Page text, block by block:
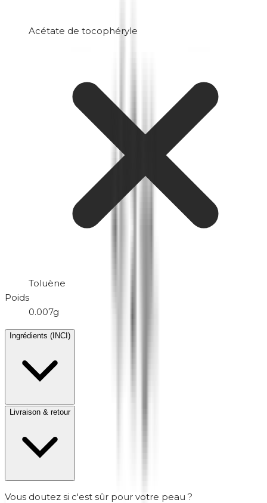
Acétate de tocophéryle
Toluène
Poids
0.007g
Ingrédients (INCI)
Livraison & retour
Vous doutez si c'est sûr pour votre peau ?